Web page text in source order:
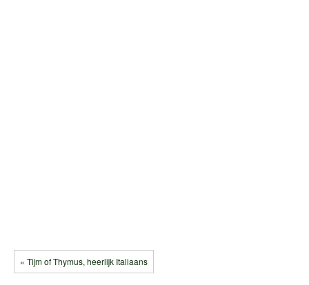
« Tijm of Thymus, heerlijk Italiaans